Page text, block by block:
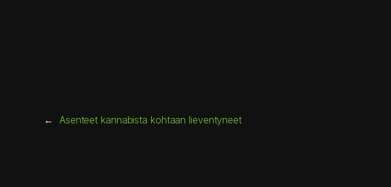
← Asenteet kannabista kohtaan lieventyneet